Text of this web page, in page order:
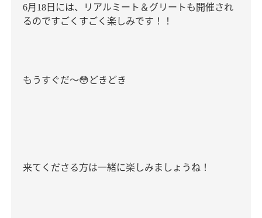
6月18日には、リアルミート＆グリートも開催され
るのですごくすごく楽しみです！！
もうすぐだ〜😳どきどき
来てくださる方は一緒に楽しみましょうね！